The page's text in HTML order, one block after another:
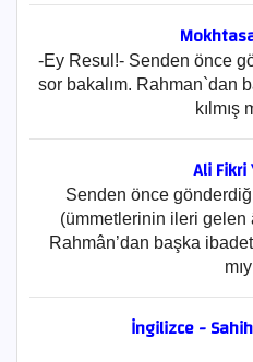
-Ey Resul!- Senden önce
sor bakalım. Rahman`dan
kılmış
Ali Fikri
Senden önce
(ümmetlerinin ileri gelen
Rahmân’dan başka
İngilizce -